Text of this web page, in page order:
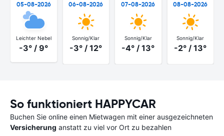
05-08-2026
Leichter Nebel
-3° / 9°
06-08-2026
Sonnig/Klar
-3° / 12°
07-08-2026
Sonnig/Klar
-4° / 13°
08-08-2026
Sonnig/Klar
-2° / 13°
So funktioniert HAPPYCAR
Buchen Sie online einen Mietwagen mit einer ausgezeichneten
Versicherung anstatt zu viel vor Ort zu bezahlen